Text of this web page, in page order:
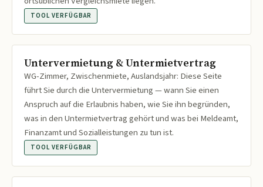
TOOL VERFÜGBAR
Untervermietung & Untermietvertrag
WG-Zimmer, Zwischenmiete, Auslandsjahr: Diese Seite
führt Sie durch die Untervermietung — wann Sie einen
Anspruch auf die Erlaubnis haben, wie Sie ihn begründen,
was in den Untermietvertrag gehört und was bei Meldeamt,
Finanzamt und Sozialleistungen zu tun ist.
TOOL VERFÜGBAR